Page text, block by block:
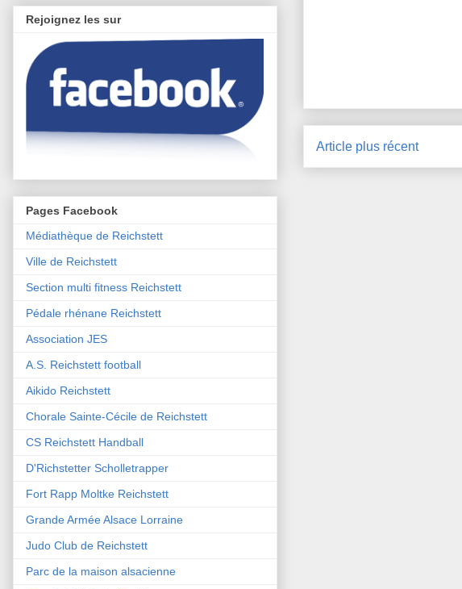
Article plus récent
Rejoignez les sur
Pages Facebook
Médiathèque de Reichstett
Ville de Reichstett
Section multi fitness Reichstett
Pédale rhénane Reichstett
Association JES
A.S. Reichstett football
Aikido Reichstett
Chorale Sainte-Cécile de Reichstett
CS Reichstett Handball
D'Richstetter Scholletrapper
Fort Rapp Moltke Reichstett
Grande Armée Alsace Lorraine
Judo Club de Reichstett
Parc de la maison alsacienne